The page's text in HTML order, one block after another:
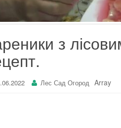
з
Лес Сад Огород Array